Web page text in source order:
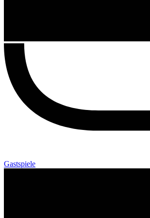
Gastspiele